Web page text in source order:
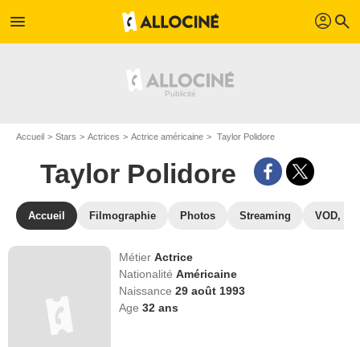
menu profil search
Accueil Stars Actrices Actrice américaine Taylor Polidore
Taylor Polidore
Accueil Filmographie Photos Streaming VOD,
MétierActrice
NationalitéAméricaine
Naissance29 août 1993
Age32 ans